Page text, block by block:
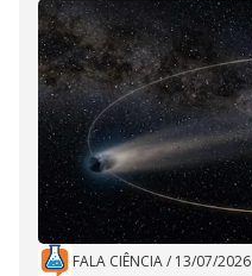
FALA CIÊNCIA/ 13/07/2026